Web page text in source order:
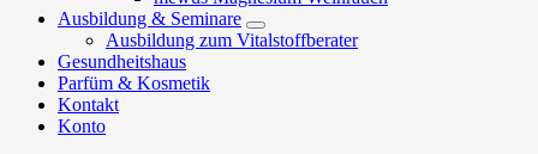
Ausbildung & Seminare
Ausbildung zum Vitalstoffberater
Gesundheitshaus
Parfüm & Kosmetik
Kontakt
Konto